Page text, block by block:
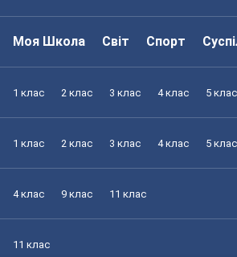
Моя Школа Світ Спорт
1 клас 2 клас 3 клас 4 клас 5 клас
1 клас 2 клас 3 клас 4 клас 5 клас
4 клас 9 клас 11 клас
11 клас